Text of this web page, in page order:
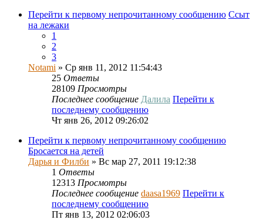
Перейти к первому непрочитанному сообщению Ссыт
на лежаки
1
2
3
Notami » Ср янв 11, 2012 11:54:43
25 Ответы
28109 Просмотры
Последнее сообщение Далила Перейти к
последнему сообщению
Чт янв 26, 2012 09:26:02
Перейти к первому непрочитанному сообщению
Бросается на детей
Дарья и Филби » Вс мар 27, 2011 19:12:38
1 Ответы
12313 Просмотры
Последнее сообщение daasa1969 Перейти к
последнему сообщению
Пт янв 13, 2012 02:06:03